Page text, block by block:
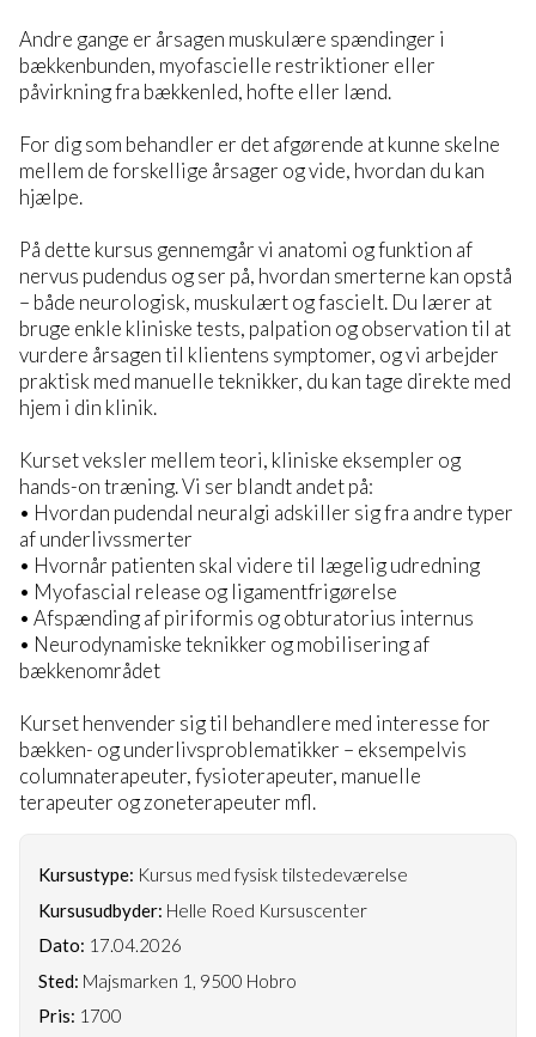
Andre gange er årsagen muskulære spændinger i
bækkenbunden, myofascielle restriktioner eller
påvirkning fra bækkenled, hofte eller lænd.
For dig som behandler er det afgørende at kunne skelne
mellem de forskellige årsager og vide, hvordan du kan
hjælpe.
På dette kursus gennemgår vi anatomi og funktion af
nervus pudendus og ser på, hvordan smerterne kan opstå
– både neurologisk, muskulært og fascielt. Du lærer at
bruge enkle kliniske tests, palpation og observation til at
vurdere årsagen til klientens symptomer, og vi arbejder
praktisk med manuelle teknikker, du kan tage direkte med
hjem i din klinik.
Kurset veksler mellem teori, kliniske eksempler og
hands-on træning. Vi ser blandt andet på:
• Hvordan pudendal neuralgi adskiller sig fra andre typer
af underlivssmerter
• Hvornår patienten skal videre til lægelig udredning
• Myofascial release og ligamentfrigørelse
• Afspænding af piriformis og obturatorius internus
• Neurodynamiske teknikker og mobilisering af
bækkenområdet
Kurset henvender sig til behandlere med interesse for
bækken- og underlivsproblematikker – eksempelvis
columnaterapeuter, fysioterapeuter, manuelle
terapeuter og zoneterapeuter mfl.
Kursustype: Kursus med fysisk tilstedeværelse
Kursusudbyder: Helle Roed Kursuscenter
Dato: 17.04.2026
Sted: Majsmarken 1, 9500 Hobro
Pris: 1700